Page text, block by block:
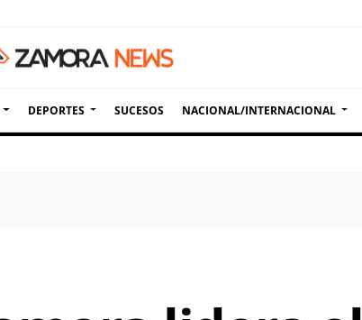
DEPORTES SUCESOS NACIONAL/INTERNACIONAL